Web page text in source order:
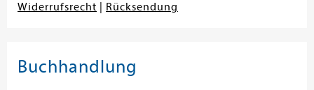
Widerrufsrecht
Rücksendung
Buchhandlung